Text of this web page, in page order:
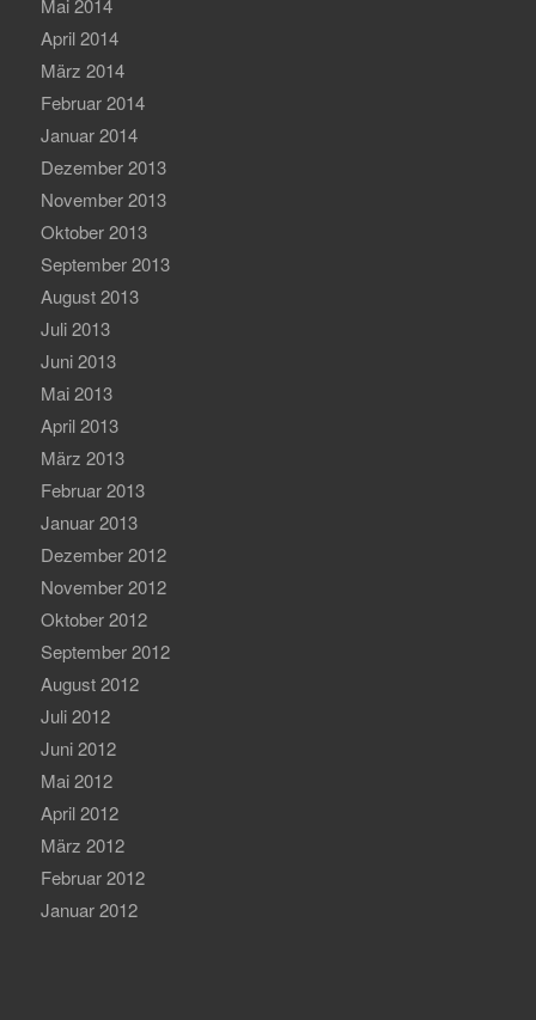
Mai 2014
April 2014
März 2014
Februar 2014
Januar 2014
Dezember 2013
November 2013
Oktober 2013
September 2013
August 2013
Juli 2013
Juni 2013
Mai 2013
April 2013
März 2013
Februar 2013
Januar 2013
Dezember 2012
November 2012
Oktober 2012
September 2012
August 2012
Juli 2012
Juni 2012
Mai 2012
April 2012
März 2012
Februar 2012
Januar 2012